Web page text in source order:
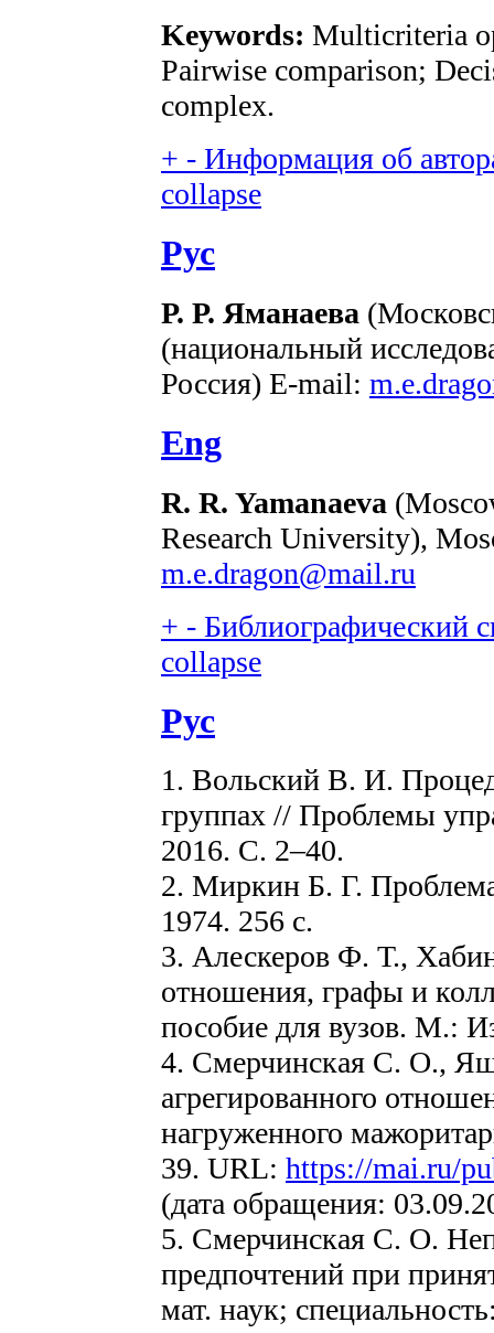
Keywords: Multicriteria
Pairwise comparison;
complex.
+ - Информация об
collapse
Рус
Р. Р. Яманаева
(национальный
Россия) E-mail:
Eng
R. R. Yamanaeva
Research University),
m.e.dragon@mail.ru
+ - Библиографический
collapse
Рус
1. Вольский В. И.
группах // Проблемы
2016. С. 2–40.
2. Миркин Б. Г.
1974. 256 с.
3. Алескеров Ф. Т.,
отношения, графы и
пособие для вузов. М.:
4. Смерчинская С. О.,
агрегированного
нагруженного
39. URL: https://mai.ru/
(дата обращения:
5. Смерчинская С. О.
предпочтений при
мат. наук;